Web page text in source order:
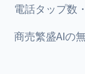
電話タップ数
商売繁盛AIの